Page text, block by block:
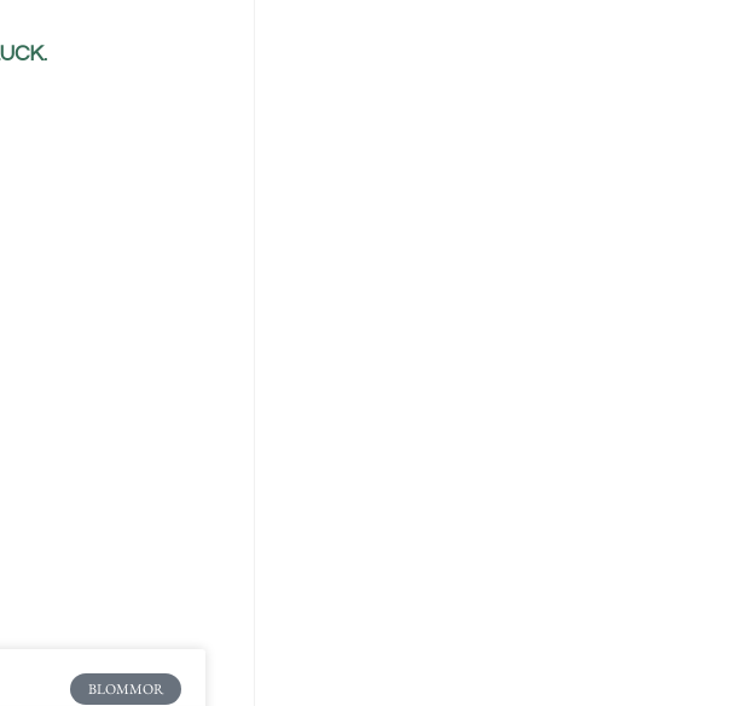
BLOMMOR